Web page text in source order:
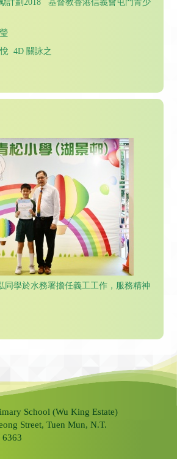
勵計劃2018 基督教香港信義會屯門青少
4D 關詠之
同學於水務署擔任義工工作，服務精神
School (Wu King Estate)
Street, Tuen Mun, N.T.
6363